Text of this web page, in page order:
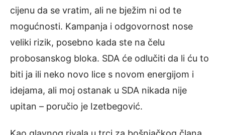
cijenu da se vratim, ali ne bježim ni od te
mogućnosti. Kampanja i odgovornost nose
veliki rizik, posebno kada ste na čelu
probosanskog bloka. SDA će odlučiti da li ću to
biti ja ili neko novo lice s novom energijom i
idejama, ali moj ostanak u SDA nikada nije
upitan – poručio je Izetbegović.